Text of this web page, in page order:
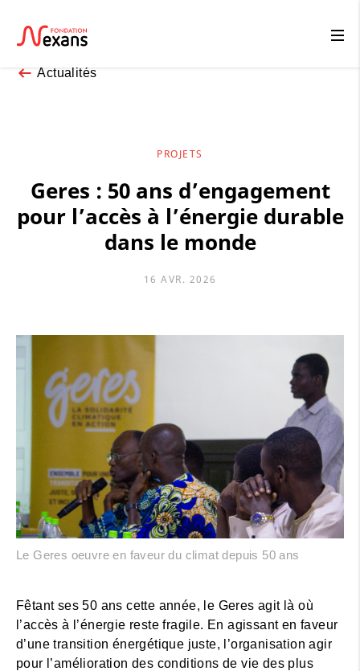
Actualités
PROJETS
Geres : 50 ans d’engagement
pour l’accès à l’énergie durable
dans le monde
16 AVR. 2026
Le Geres oeuvre en faveur du climat depuis 50 ans
Fêtant ses 50 ans cette année, le Geres agit là où
l’accès à l’énergie reste fragile. En agissant en faveur
d’une transition énergétique juste, l’organisation agir
pour l’amélioration des conditions de vie des plus